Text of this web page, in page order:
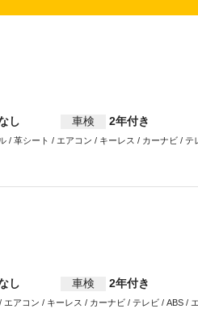
し 車検 2年付き
革シート / エアコン / キーレス / カーナビ / テ
し 車検 2年付き
アコン / キーレス / カーナビ / テレビ / ABS / エ